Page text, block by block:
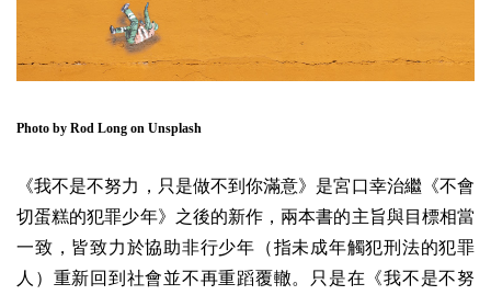
Photo by Rod Long on Unsplash
《我不是不努力，只是做不到你滿意》 是宮口幸治繼 《不會
切蛋糕的犯罪少年》 之後的新作，兩本書的主旨與目標相當
一致，皆致力於協助非行少年（指未成年觸犯刑法的犯罪
人）重新回到社會並不再重蹈覆轍。只是在《我不是不努